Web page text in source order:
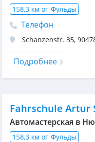
158,3 км от Фульды
Телефон
Schanzenstr. 35,
Подробнее
Fahrschule Artur
Автомастерская в
158,3 км от Фульды